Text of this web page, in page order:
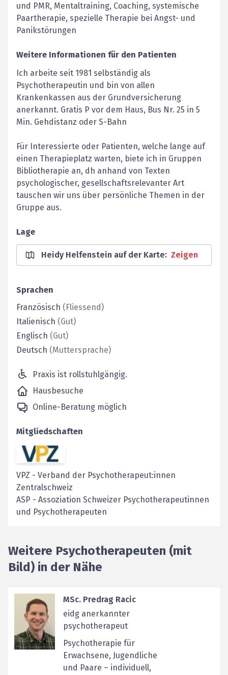
und PMR, Mentaltraining, Coaching, systemische
Paartherapie, spezielle Therapie bei Angst- und
Panikstörungen
Weitere Informationen für den Patienten
Ich arbeite seit 1981 selbständig als
Psychotherapeutin und bin von allen
Krankenkassen aus der Grundversicherung
anerkannt. Gratis P vor dem Haus, Bus Nr. 25 in 5
Min. Gehdistanz oder S-Bahn
Für Interessierte oder Patienten, welche lange auf
einen Therapieplatz warten, biete ich in Gruppen
Bibliotherapie an, dh anhand von Texten
psychologischer, gesellschaftsrelevanter Art
tauschen wir uns über persönliche Themen in der
Gruppe aus.
Lage
Heidy Helfenstein auf der Karte: Zeigen
Sprachen
Französisch (Fliessend)
Italienisch (Gut)
Englisch (Gut)
Deutsch (Muttersprache)
Praxis ist rollstuhlgängig.
Hausbesuche
Online-Beratung möglich
Mitgliedschaften
VPZ - Verband der Psychotherapeut:innen
Zentralschweiz
ASP - Assoziation Schweizer Psychotherapeutinnen
und Psychotherapeuten
Weitere Psychotherapeuten (mit
Bild) in der Nähe
MSc. Predrag Racic
eidg anerkannter
psychotherapeut
Psychotherapie für
Erwachsene, Jugendliche
und Paare – individuell,